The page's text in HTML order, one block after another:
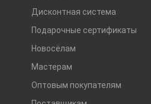
Дисконтная система
Подарочные сертификаты
Новосёлам
Мастерам
Оптовым покупателям